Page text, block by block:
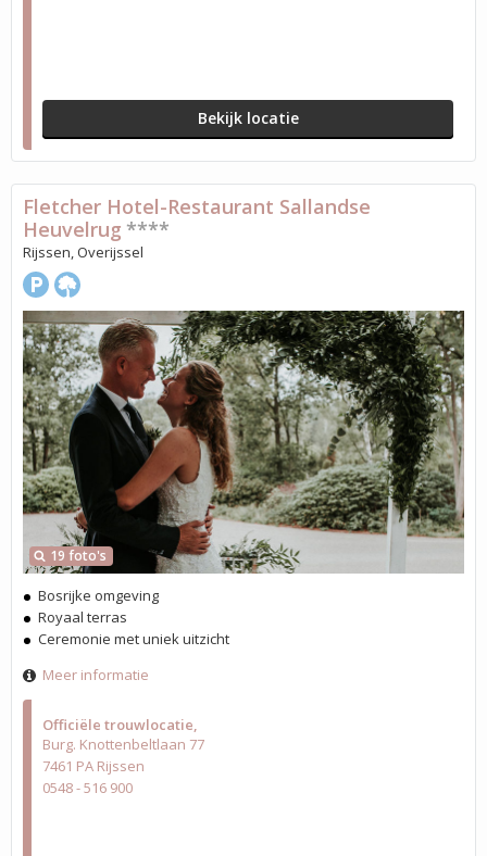
Bekijk locatie
Officiële trouwlocatie
Burg. Knottenbeltlaan 77
7461 PA Rijssen
0548 - 516 900
19 foto's
Fletcher Hotel-Restaurant Sallandse
Heuvelrug ****
Rijssen, Overijssel
Bosrijke omgeving
Royaal terras
Ceremonie met uniek uitzicht
Meer informatie